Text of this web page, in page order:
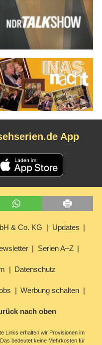
App
& Co. KG Updates
Serien A–Z
Datenschutz
Werbung schalten
nach oben
Links erhalten wir Provisionen im
bedeutet keine Mehrkosten für